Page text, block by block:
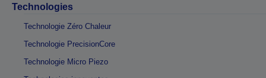
Technologies
Technologie Zéro Chaleur
Technologie PrecisionCore
Technologie Micro Piezo